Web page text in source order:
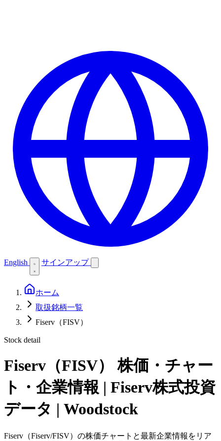
English サインアップ
ホーム
取扱銘柄一覧
Fiserv（FISV）
Stock detail
Fiserv（FISV）
株価・チャー
ト・企業情報 | Fiserv株式投資
データ | Woodstock
Fiserv（Fiserv/FISV）の株価チャートと最新企業情報をリア